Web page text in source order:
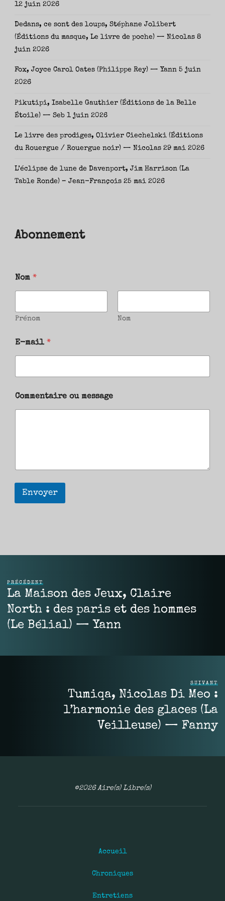
12 juin 2026
Dedans, ce sont des loups, Stéphane Jolibert
(Éditions du masque, Le livre de poche) — Nicolas 8
juin 2026
Fox, Joyce Carol Oates (Philippe Rey) — Yann 5 juin
2026
Pikutipi, Isabelle Gauthier (Éditions de la Belle
Étoile) — Seb 1 juin 2026
Le livre des prodiges, Olivier Ciechelski (Éditions
du Rouergue / Rouergue noir) — Nicolas 29 mai 2026
L’éclipse de lune de Davenport, Jim Harrison (La
Table Ronde) – Jean-François 25 mai 2026
Abonnement
Nom *
Prénom Nom
E-mail *
Commentaire ou message
Envoyer
PRÉCÉDENT
La Maison des Jeux, Claire
North : des paris et des hommes
(Le Bélial) — Yann
SUIVANT
Tumiqa, Nicolas Di Meo :
l’harmonie des glaces (La
Veilleuse) — Fanny
©2026 Aire(s) Libre(s)
Accueil
Chroniques
Entretiens